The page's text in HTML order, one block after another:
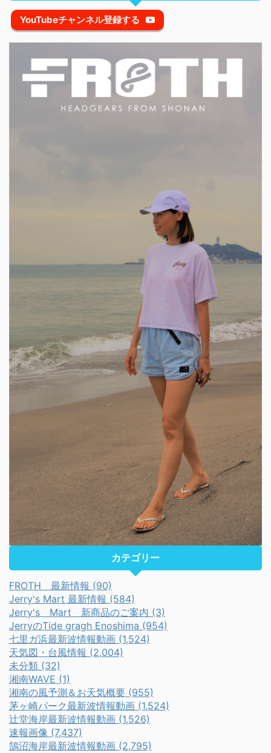
YouTubeチャンネル登録する
カテゴリー
FROTH 最新情報 (90)
Jerry's Mart 最新情報 (584)
Jerry's Mart 新商品のご案内 (3)
JerryのTide gragh Enoshima (954)
七里ガ浜最新波情報動画 (1,524)
天気図・台風情報 (2,004)
未分類 (32)
湘南WAVE (1)
湘南の風予測＆お天気概要 (955)
茅ヶ崎パーク最新波情報動画 (1,524)
辻堂海岸最新波情報動画 (1,526)
速報画像 (7,437)
鵠沼海岸最新波情報動画 (2,795)